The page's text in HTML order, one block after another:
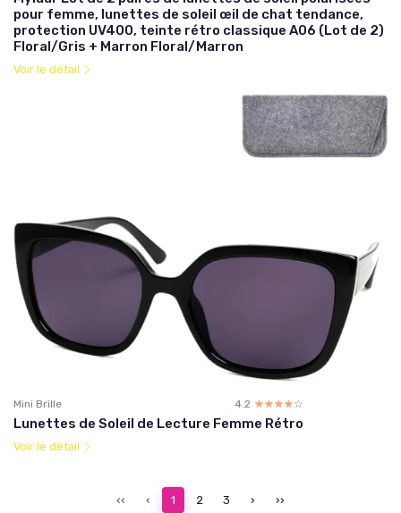
pour femme, lunettes de soleil œil de chat tendance,
protection UV400, teinte rétro classique A06 (Lot de 2)
Floral/Gris + Marron Floral/Marron
Voir le détail
Mini Brille 4.2 ☆☆☆☆☆
★★★★★
Lunettes de Soleil de Lecture Femme Rétro
Voir le détail
‹‹ ‹ 1 2 3 › ››